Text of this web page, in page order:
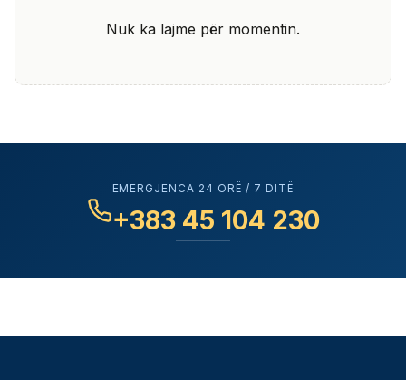
Nuk ka lajme për momentin.
EMERGJENCA 24 ORË / 7 DITË
+383 45 104 230